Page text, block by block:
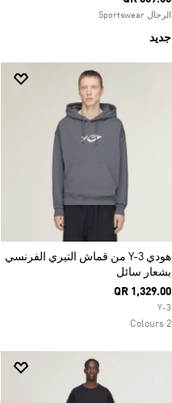
الرجال Sportswear
جديد
هودي Y-3 من قماش التيري الفرنسي
بشعار سائل
QR 1,329.00
Y-3
2 Colours